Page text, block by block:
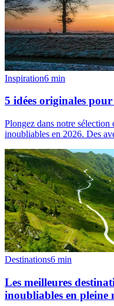
Inspiration6 min
5 idées originales
Plongez dans notre sélection
inoubliables en 2026. Des
Destinations6 min
Les meilleures
inoubliables en pleine